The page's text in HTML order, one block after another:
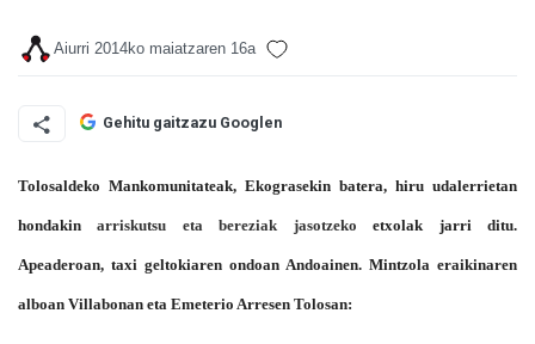
Aiurri 2014ko maiatzaren 16a
Gehitu gaitzazu Googlen
Tolosaldeko Mankomunitateak, Ekograsekin batera, hiru udalerrietan
hondakinarriskutsu eta bereziak jasotzeko etxolak jarri ditu.
Apeaderoan, taxi geltokiaren ondoan Andoainen. Mintzola eraikinaren
alboan Villabonan eta Emeterio Arresen Tolosan: